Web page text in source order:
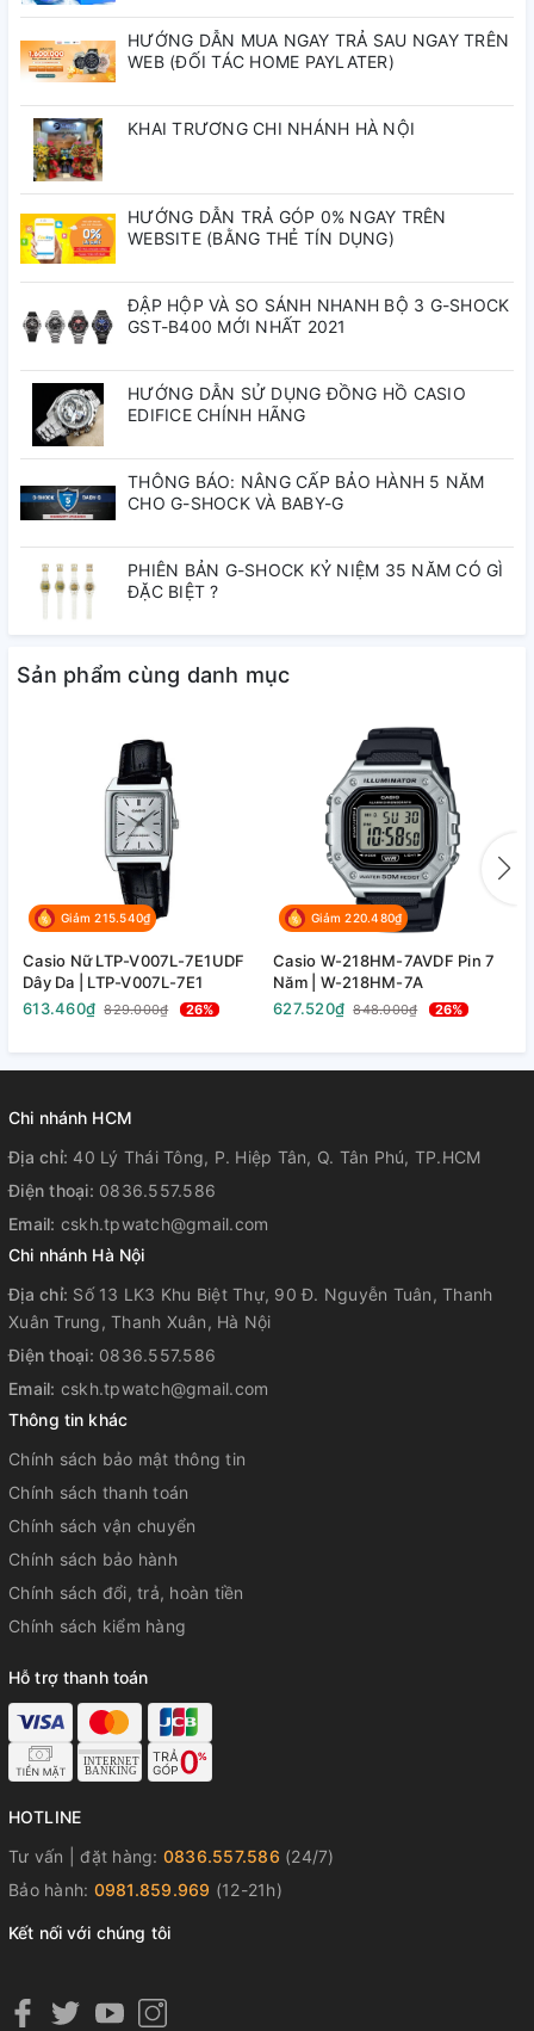
Tuổi thọ pin xấp xỉ: 3 năm đối với pin
SR626SW
HƯỚNG DẪN MUA NGAY TRẢ SAU NGAY TRÊN
WEB (ĐỐI TÁC HOME PAYLATER)
KHAI TRƯƠNG CHI NHÁNH HÀ NỘI
HƯỚNG DẪN TRẢ GÓP 0% NGAY TRÊN
WEBSITE (BẰNG THẺ TÍN DỤNG)
ĐẬP HỘP VÀ SO SÁNH NHANH BỘ 3 G-SHOCK
GST-B400 MỚI NHẤT 2021
HƯỚNG DẪN SỬ DỤNG ĐỒNG HỒ CASIO
EDIFICE CHÍNH HÃNG
THÔNG BÁO: NÂNG CẤP BẢO HÀNH 5 NĂM
CHO G-SHOCK VÀ BABY-G
PHIÊN BẢN G-SHOCK KỶ NIỆM 35 NĂM CÓ GÌ
ĐẶC BIỆT ?
Sản phẩm cùng danh mục
Giảm 215.540₫
Casio Nữ LTP-V007L-7E1UDF
Dây Da | LTP-V007L-7E1
613.460₫ 829.000₫ 26%
Giảm 220.480₫
Casio W-218HM-7AVDF Pin 7
Năm | W-218HM-7A
627.520₫ 848.000₫ 26%
Chi nhánh HCM
Địa chỉ: 40 Lý Thái Tông, P. Hiệp Tân, Q. Tân Phú, TP.HCM
Điện thoại: 0836.557.586
Email: cskh.tpwatch@gmail.com
Chi nhánh Hà Nội
Địa chỉ: Số 13 LK3 Khu Biệt Thự, 90 Đ. Nguyễn Tuân, Thanh
Xuân Trung, Thanh Xuân, Hà Nội
Điện thoại: 0836.557.586
Email: cskh.tpwatch@gmail.com
Thông tin khác
Chính sách bảo mật thông tin
Chính sách thanh toán
Chính sách vận chuyển
Chính sách bảo hành
Chính sách đổi, trả, hoàn tiền
Chính sách kiểm hàng
Hỗ trợ thanh toán
HOTLINE
Tư vấn | đặt hàng: 0836.557.586 (24/7)
Bảo hành: 0981.859.969 (12-21h)
Kết nối với chúng tôi